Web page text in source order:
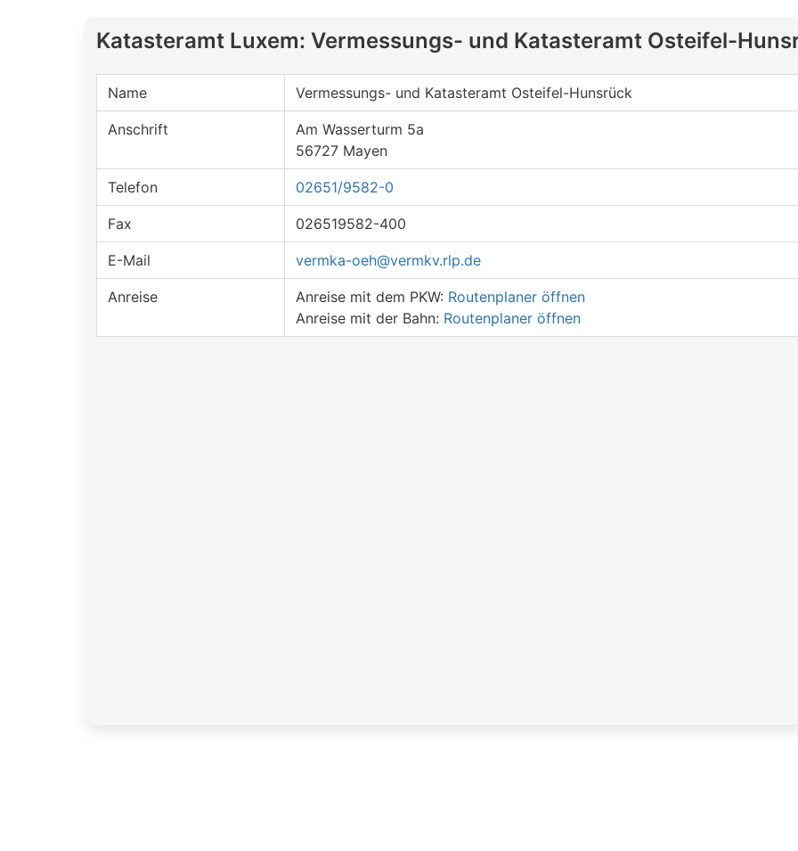
Katasteramt Luxem: Vermessungs- und Katasteramt Osteifel-
Name Vermessungs- und Katasteramt Osteifel-Hunsrück
Anschrift
Am Wasserturm 5a
56727 Mayen
Telefon 02651/9582-0
Fax 026519582-400
E-Mail vermka-oeh@vermkv.rlp.de
Anreise Anreise mit dem PKW: Routenplaner öffnen
Anreise mit der Bahn: Routenplaner öffnen